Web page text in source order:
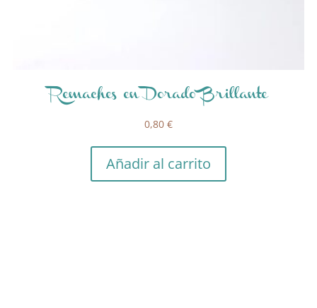
Remaches en Dorado Brillante
0,80 €
Añadir al carrito